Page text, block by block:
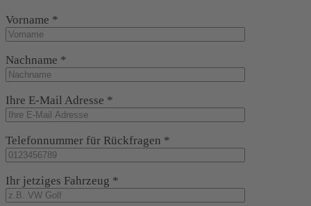
Vorname *
Nachname *
Ihre E-Mail Adresse *
Telefonnummer für Rückfragen *
Ihr jetziges Fahrzeug *